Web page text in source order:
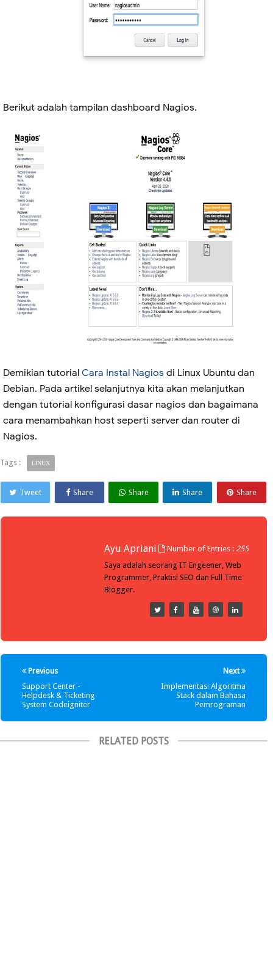
Berikut adalah tampilan dashboard Nagios.
Demikian tutorial Cara Instal Nagios di Linux Ubuntu dan
Debian. Pada artikel selanjutnya kita akan melanjutkan
dengan tutorial konfigurasi dasar nagios dan bagaimana
cara menambahkan host seperti server dan router di
Nagios.
Tags : LINUX
Tweet Share Share Share Share
Ayu Apriani Number of Entries : 255
Saya adalah seorang IT Engeener, Web
Programmer, Praktisi SEO dan Full Time
Blogger.
Next
Implementasi Algoritma
Stack dalam Bahasa
Pemrograman
Previous
Support Center -
Helpdesk & Ticketing
System Codeigniter
RELATED POSTS